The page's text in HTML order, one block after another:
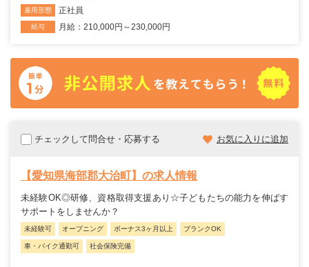
雇用形態 正社員
給与 月給：210,000円～230,000円
チェックして問合せ・応募する お気に入りに追加
【愛知県海部郡大治町】の求人情報
未経験OK◎研修、資格取得支援あり☆子どもたちの能力を伸ばす
サポートをしませんか？
未経験可 オープニング ボーナス3ヶ月以上 ブランクOK
車・バイク通勤可 社会保険完備